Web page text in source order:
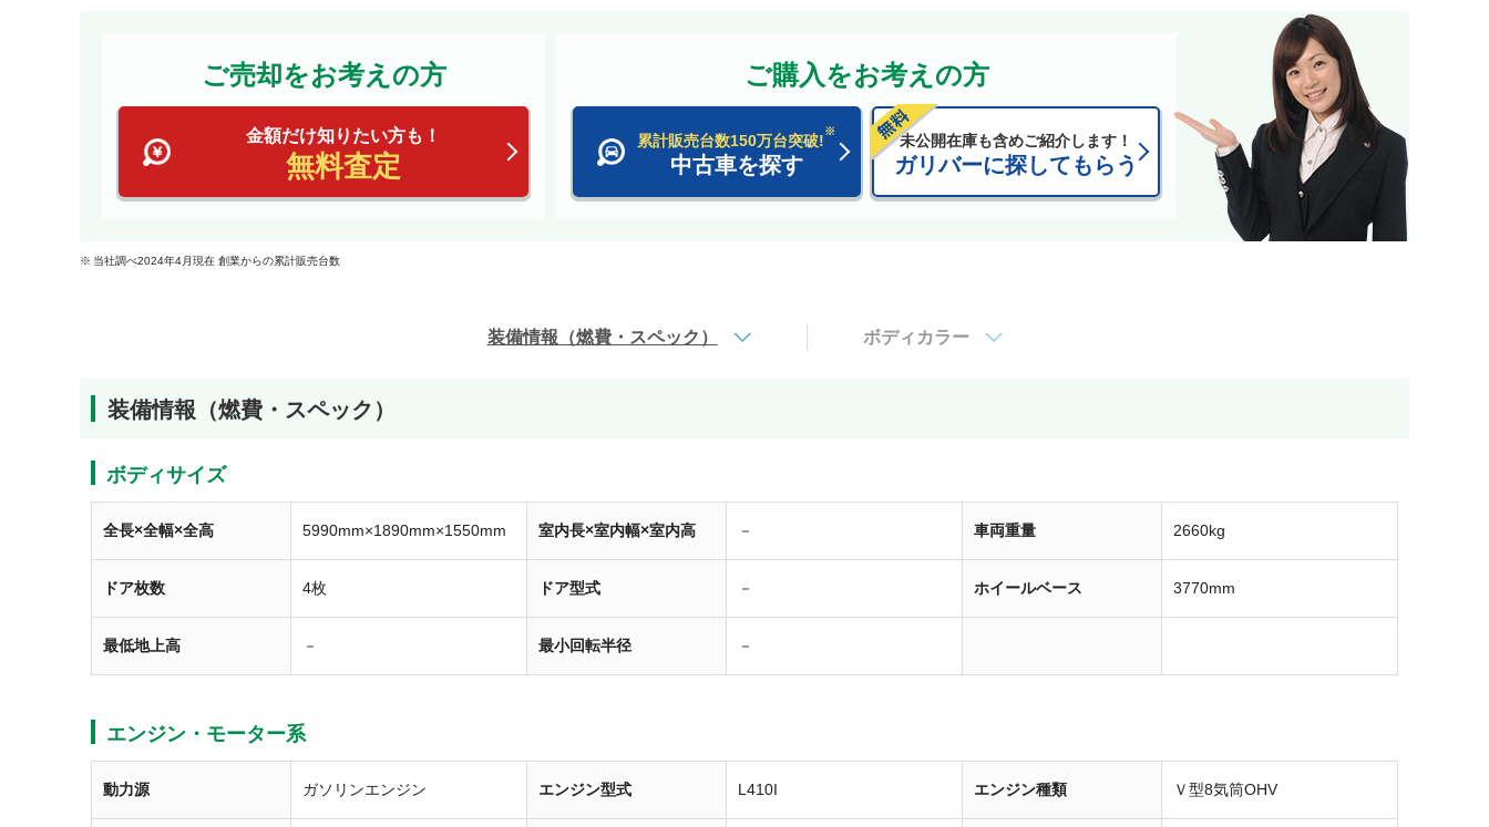
ご売却をお考えの方
金額だけ知りたい方も！
無料査定
ご購入をお考えの方
累計販売台数150万台突破!
※
中古車を探す
未公開在庫も含めご紹介します！
ガリバーに探してもらう
当社調べ2024年4月現在 創業からの累計販売台数
装備情報（燃費・スペック） ボディカラー
装備情報（燃費・スペック）
ボディサイズ
全長×全幅×全高 5990mm×1890mm×1550mm 室内長×室内幅×室内高 － 車両重量 2660kg
ドア枚数 4枚 ドア型式 － ホイールベース 3770mm
最低地上高 － 最小回転半径 －
エンジン・モーター系
動力源 ガソリンエンジン エンジン型式 L410I エンジン種類 Ｖ型8気筒OHV